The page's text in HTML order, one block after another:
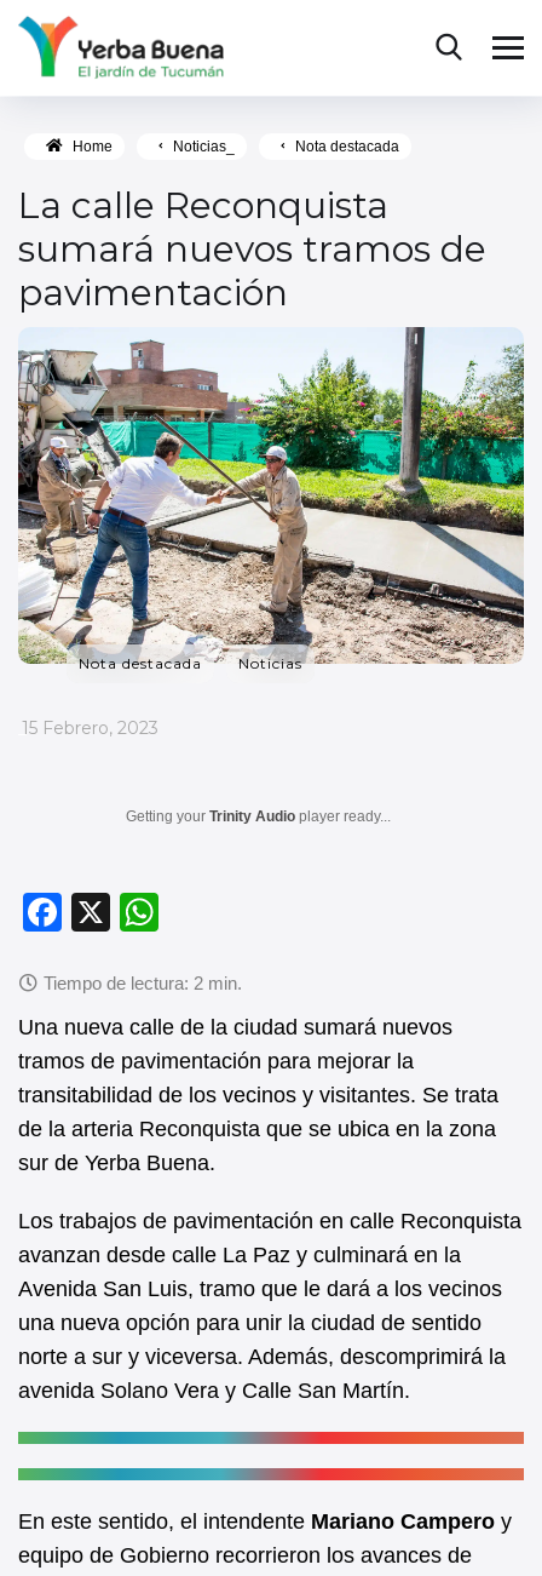
Home Noticias_ Nota destacada
La calle Reconquista
sumará nuevos tramos de
pavimentación
Nota destacada Noticias
_
15 Febrero, 2023
Getting your Trinity Audio player ready...
F
c
e
b
o
o
k
X
at
s
A
p
p
Una nueva calle de la ciudad sumará nuevos
tramos de pavimentación para mejorar la
transitabilidad de los vecinos y visitantes. Se trata
de la arteria Reconquista que se ubica en la zona
sur de Yerba Buena.
Los trabajos de pavimentación en calle Reconquista
avanzan desde calle La Paz y culminará en la
Avenida San Luis, tramo que le dará a los vecinos
una nueva opción para unir la ciudad de sentido
norte a sur y viceversa. Además, descomprimirá la
avenida Solano Vera y Calle San Martín.
En este sentido, el intendente Mariano Campero y
equipo de Gobierno recorrieron los avances de